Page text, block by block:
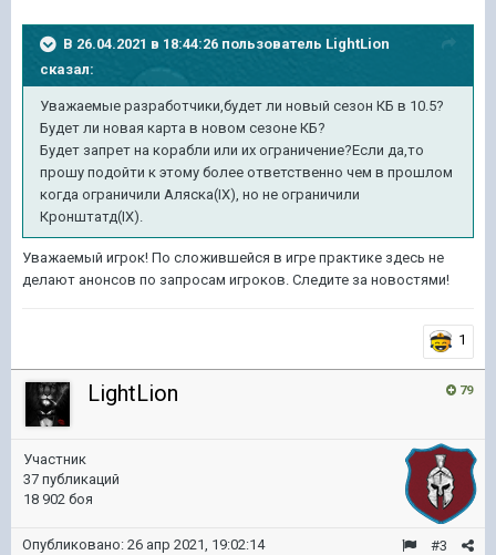
В 26.04.2021 в 18:44:26 пользователь LightLion
сказал:
Уважаемые разработчики,будет ли новый сезон КБ в 10.5?
Будет ли новая карта в новом сезоне КБ?
Будет запрет на корабли или их ограничение?Если да,то
прошу подойти к этому более ответственно чем в прошлом
когда ограничили Аляска(IX), но не ограничили
Кронштатд(IX).
Уважаемый игрок! По сложившейся в игре практике здесь не
делают анонсов по запросам игроков. Следите за новостями!
1
79
LightLion
Участник
37 публикаций
18 902 боя
#3
Опубликовано: 26 апр 2021, 19:02:14